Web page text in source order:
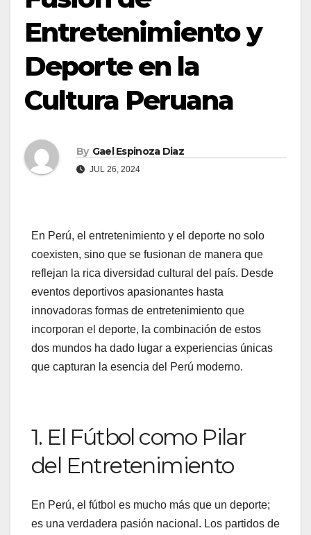
Entretenimiento y
Deporte en la
Cultura Peruana
By Gael Espinoza Diaz
JUL 26, 2024
En Perú, el entretenimiento y el deporte no solo
coexisten, sino que se fusionan de manera que
reflejan la rica diversidad cultural del país. Desde
eventos deportivos apasionantes hasta
innovadoras formas de entretenimiento que
incorporan el deporte, la combinación de estos
dos mundos ha dado lugar a experiencias únicas
que capturan la esencia del Perú moderno.
1. El Fútbol como Pilar
del Entretenimiento
En Perú, el fútbol es mucho más que un deporte;
es una verdadera pasión nacional. Los partidos de